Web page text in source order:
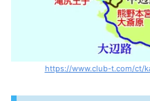
https://www.club-t.com/ct/